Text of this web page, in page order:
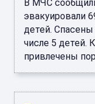
В МЧС
эвакуировали
детей.
числе 5 детей.
привлечены